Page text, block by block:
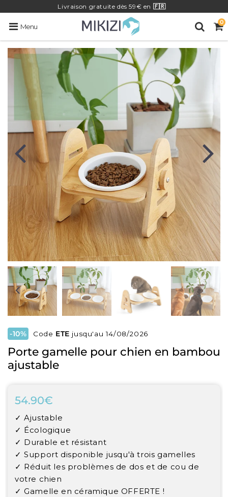
Livraison gratuite dès 59€ en 🇫🇷
Menu
0
-10% Code ETE jusqu'au 14/08/2026
Porte gamelle pour chien en bambou
ajustable
54.90€
Unit
price
✓ Ajustable
✓ Écologique
✓ Durable et résistant
✓ Support disponible jusqu'à trois gamelles
✓ Réduit les problèmes de dos et de cou de
votre chien
✓ Gamelle en céramique OFFERTE !